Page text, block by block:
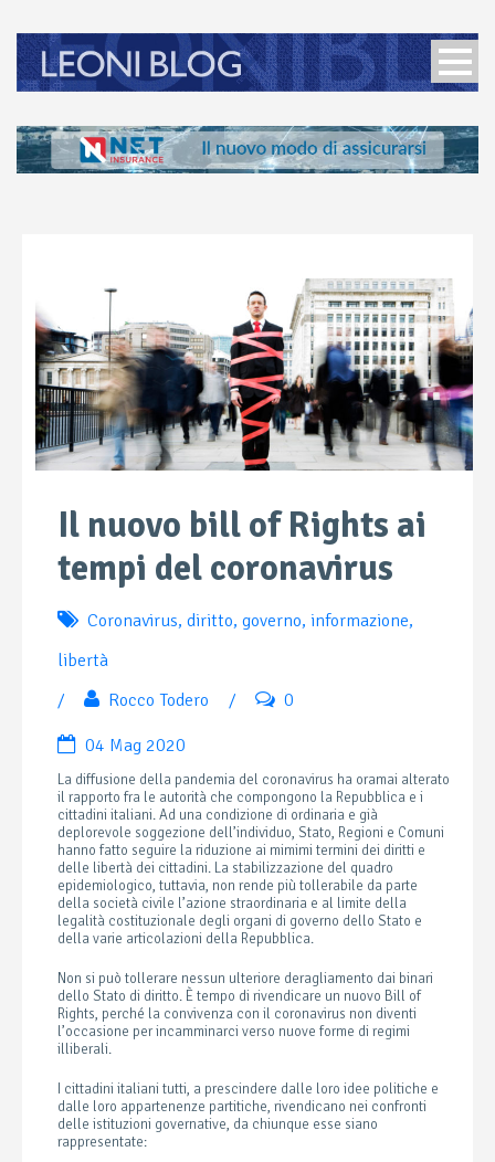
Il nuovo bill of Rights ai
tempi del coronavirus
Coronavirus, diritto, governo, informazione,
libertà
/
Rocco Todero / 0
04 Mag 2020
La diffusione della pandemia del coronavirus ha oramai alterato
il rapporto fra le autorità che compongono la Repubblica e i
cittadini italiani. Ad una condizione di ordinaria e già
deplorevole soggezione dell’individuo, Stato, Regioni e Comuni
hanno fatto seguire la riduzione ai mimimi termini dei diritti e
delle libertà dei cittadini. La stabilizzazione del quadro
epidemiologico, tuttavia, non rende più tollerabile da parte
della società civile l’azione straordinaria e al limite della
legalità costituzionale degli organi di governo dello Stato e
della varie articolazioni della Repubblica.
Non si può tollerare nessun ulteriore deragliamento dai binari
dello Stato di diritto. È tempo di rivendicare un nuovo Bill of
Rights, perché la convivenza con il coronavirus non diventi
l’occasione per incamminarci verso nuove forme di regimi
illiberali.
I cittadini italiani tutti, a prescindere dalle loro idee politiche e
dalle loro appartenenze partitiche, rivendicano nei confronti
delle istituzioni governative, da chiunque esse siano
rappresentate: